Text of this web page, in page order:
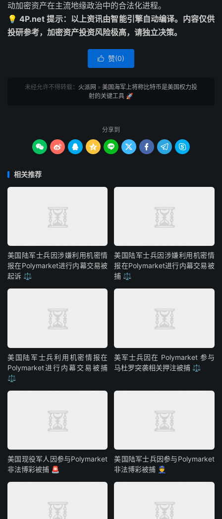
动加密资产在主流地缘政治中的合法化进程。
💡 4P.net 提示：以上资讯由智能引擎自动编译。内容仅供
投研参考，加密资产投资风险极高，请独立决策。
 赞(0)
未经允许不得转载： 火派网 » 美国海军上将称比特币是美国权力投
射的关键工具 🚀
分享到
        
相关推荐
美国陆军士兵因涉嫌利用机密情
报在Polymarket进行内幕交易被
起诉 ⚖️
美国陆军士兵因涉嫌利用机密情
报在Polymarket进行内幕交易被
捕 ⚖️
美国陆军士兵利用机密情报在
Polymarket进行内幕交易被捕
⚖️
美军士兵因在 Polymarket 参与
马杜罗突袭相关押注被捕 ⚖️
美国现役军人因参与Polymarket
非法博彩被捕 🚨
美国陆军士兵因参与Polymarket
非法博彩被捕 👮